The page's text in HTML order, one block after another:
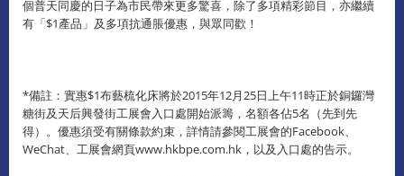
個普天同慶的日子為市民帶來更多驚喜，除了多項精彩節目，亦繼續
有「$1產品」及多項抗通脹優惠，與眾同歡！
*備註：實惠$1布藝梳化床將於2015年12月25日上午11時正於銅鑼灣
糖街及天后興發街工展會入口處開始派籌，名額各佔5名（先到先
得）。優惠須受有關條款約束，詳情請參閱工展會的Facebook、
WeChat、工展會網頁www.hkbpe.com.hk，以及入口處的告示。